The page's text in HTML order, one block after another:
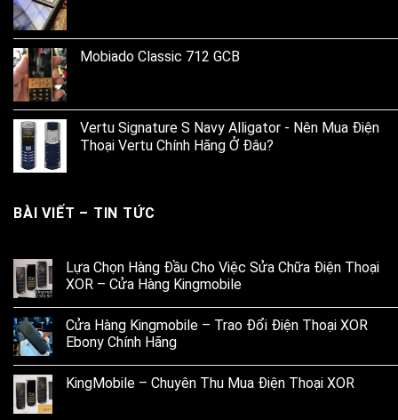
Mobiado Classic 712 GCB
Vertu Signature S Navy Alligator - Nên Mua Điện
Thoại Vertu Chính Hãng Ở Đâu?
BÀI VIẾT – TIN TỨC
Lựa Chọn Hàng Đầu Cho Việc Sửa Chữa Điện Thoại
XOR – Cửa Hàng Kingmobile
Cửa Hàng Kingmobile – Trao Đổi Điện Thoại XOR
Ebony Chính Hãng
KingMobile – Chuyên Thu Mua Điện Thoại XOR